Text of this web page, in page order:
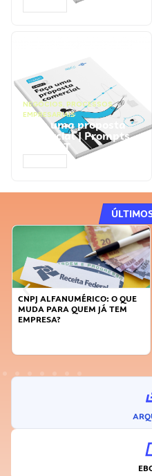
NEGÓCIOS, PROCESSOS
EMPRESARIAIS
Faça uma proposta
comercial | Prompts
ChatGPT
DICAS PARA OBTER CRÉDITO